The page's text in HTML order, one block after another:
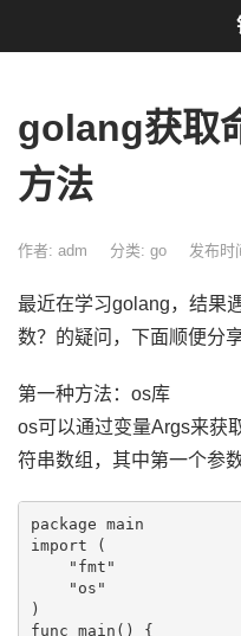
golang获取
方法
作者: adm 分类: go 发布时
最近在学习golang，结果
数？的疑问，下面顺便分
第一种方法：os库
os可以通过变量Args来获
符串数组，其中第一个参
package main
import (
    "fmt"
    "os"
)
func main() {